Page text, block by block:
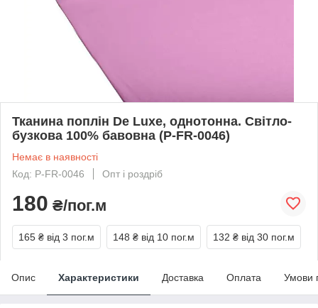
Тканина поплін De Luxe, однотонна. Світло-
бузкова 100% бавовна (P-FR-0046)
Немає в наявності
Код: P-FR-0046
Опт і роздріб
180 ₴/пог.м
165 ₴ від 3 пог.м 148 ₴ від 10 пог.м 132 ₴ від 30 пог.м
Опис Характеристики Доставка Оплата Умови